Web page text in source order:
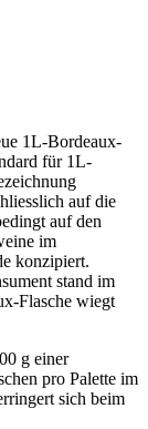
1L-Bordeaux-
für 1L-
auf die
auf den
im
konzipiert.
stand im
Flasche wiegt
g einer
pro Palette im
sich beim